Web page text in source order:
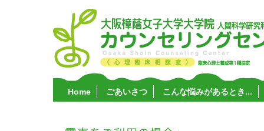
Home ごあいさつ こんな悩みがあるとき...